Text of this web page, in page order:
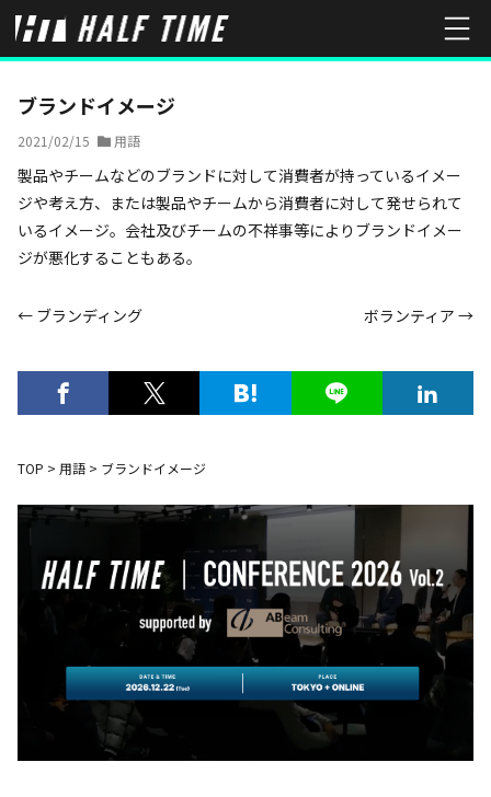
HOME 用語 ブランドイメージ
ブランドイメージ
2021/02/15 用語
製品やチームなどのブランドに対して消費者が持っているイメー
ジや考え方、または製品やチームから消費者に対して発せられて
いるイメージ。会社及びチームの不祥事等によりブランドイメー
ジが悪化することもある。
← ブランディング ボランティア →
TOP > 用語 > ブランドイメージ